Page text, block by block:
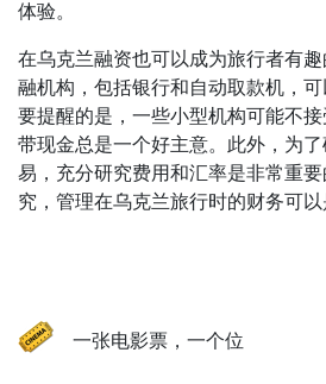
体验。
在乌克兰融资也可以成为旅行者有
融机构，包括银行和自动取款机，
要提醒的是，一些小型机构可能不
带现金总是一个好主意。此外，为
易，充分研究费用和汇率是非常重
究，管理在乌克兰旅行时的财务可以
一张电影票，一个位